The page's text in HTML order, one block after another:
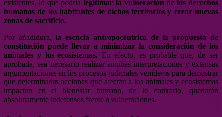
existentes, lo que podríalegitimar la vulneración de los derechos
humanos de los habitantes de dichos territorios y crear nuevas
zonas de sacrificio.
Por añadidura, la esencia antropocéntrica de la propuesta de
constitución puede llevar a minimizar la consideración de los
animales y los ecosistemas. En efecto, es probable que, de ser
aprobada, sea necesario realizar amplias interpretaciones y extensas
argumentaciones en los procesos judiciales venideros para demostrar
que determinadas acciones que afectan a los animales y ecosistemas
impactan en el bienestar humano, de lo contrario, quedarán
absolutamente indefensos frente a vulneraciones.